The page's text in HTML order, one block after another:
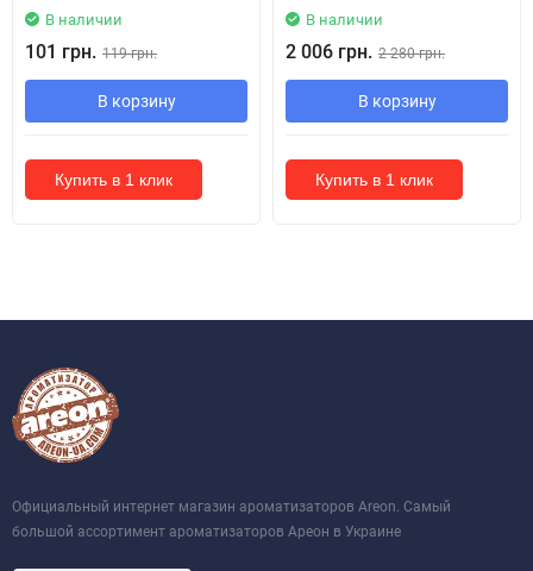
В наличии
101 грн. 119 грн.
В корзину
Купить в 1 клик
В наличии
2 006 грн. 2 280 грн.
В корзину
Купить в 1 клик
Официальный интернет магазин ароматизаторов Areon. Самый
большой ассортимент ароматизаторов Ареон в Украине